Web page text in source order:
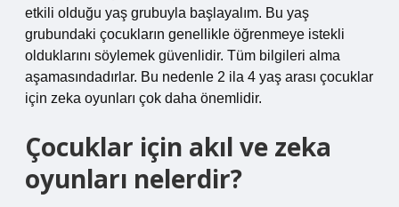
etkili olduğu yaş grubuyla başlayalım. Bu yaş
grubundaki çocukların genellikle öğrenmeye istekli
olduklarını söylemek güvenlidir. Tüm bilgileri alma
aşamasındadırlar. Bu nedenle 2 ila 4 yaş arası çocuklar
için zeka oyunları çok daha önemlidir.
Çocuklar için akıl ve zeka
oyunları nelerdir?